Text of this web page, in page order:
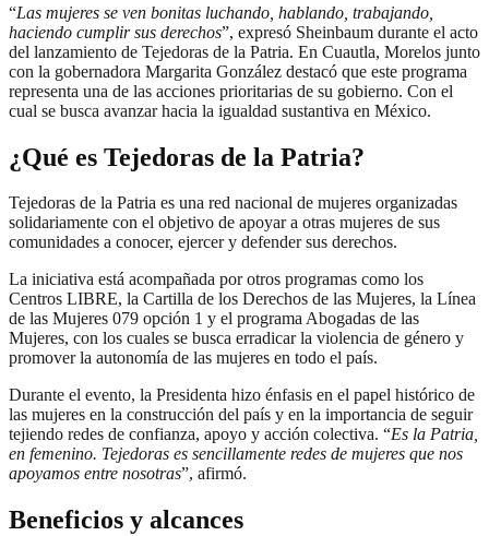
“Las mujeres se ven bonitas luchando, hablando, trabajando,
haciendo cumplir sus derechos”, expresó Sheinbaum durante el acto
del lanzamiento de Tejedoras de la Patria. En Cuautla, Morelos junto
con la gobernadora Margarita González destacó que este programa
representa una de las acciones prioritarias de su gobierno. Con el
cual se busca avanzar hacia la igualdad sustantiva en México.
¿Qué es Tejedoras de la Patria?
Tejedoras de la Patria es una red nacional de mujeres organizadas
solidariamente con el objetivo de apoyar a otras mujeres de sus
comunidades a conocer, ejercer y defender sus derechos.
La iniciativa está acompañada por otros programas como los
Centros LIBRE, la Cartilla de los Derechos de las Mujeres, la Línea
de las Mujeres 079 opción 1 y el programa Abogadas de las
Mujeres, con los cuales se busca erradicar la violencia de género y
promover la autonomía de las mujeres en todo el país.
Durante el evento, la Presidenta hizo énfasis en el papel histórico de
las mujeres en la construcción del país y en la importancia de seguir
tejiendo redes de confianza, apoyo y acción colectiva. “Es la Patria,
en femenino. Tejedoras es sencillamente redes de mujeres que nos
apoyamos entre nosotras”, afirmó.
Beneficios y alcances